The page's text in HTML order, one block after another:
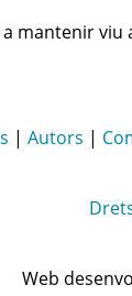
mantenir viu
| Autors |
Web